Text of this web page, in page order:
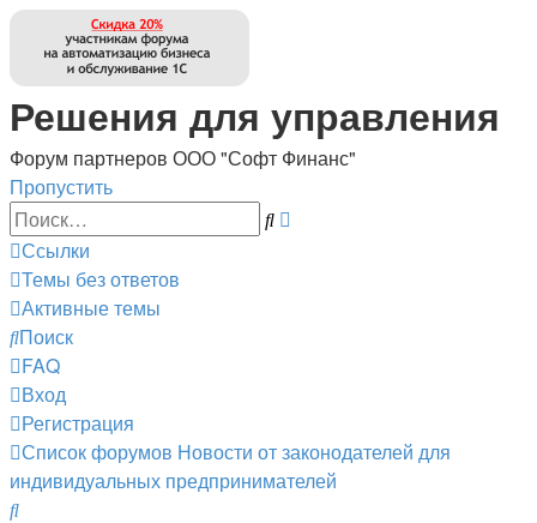
Решения для управления
Форум партнеров ООО "Софт Финанс"
Пропустить
Поиск
Ссылки
Темы без ответов
Активные темы
Поиск
FAQ
Вход
Регистрация
Список форумов Новости от законодателей для
индивидуальных предпринимателей
Поиск